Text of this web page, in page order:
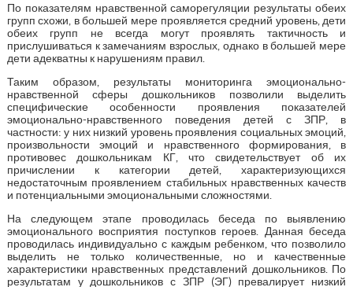
По показателям нравственной саморегуляции результаты обеих
групп схожи, в большей мере проявляется средний уровень, дети
обеих групп не всегда могут проявлять тактичность и
прислушиваться к замечаниям взрослых, однако в большей мере
дети адекватны к нарушениям правил.
Таким образом, результаты мониторинга эмоционально-
нравственной сферы дошкольников позволили выделить
специфические особенности проявления показателей
эмоционально-нравственного поведения детей с ЗПР, в
частности: у них низкий уровень проявления социальных эмоций,
произвольности эмоций и нравственного формирования, в
противовес дошкольникам КГ, что свидетельствует об их
причислении к категории детей, характеризующихся
недостаточным проявлением стабильных нравственных качеств
и потенциальными эмоциональными сложностями.
На следующем этапе проводилась беседа по выявлению
эмоционального восприятия поступков героев. Данная беседа
проводилась индивидуально с каждым ребенком, что позволило
выделить не только количественные, но и качественные
характеристики нравственных представлений дошкольников. По
результатам у дошкольников с ЗПР (ЭГ) превалирует низкий